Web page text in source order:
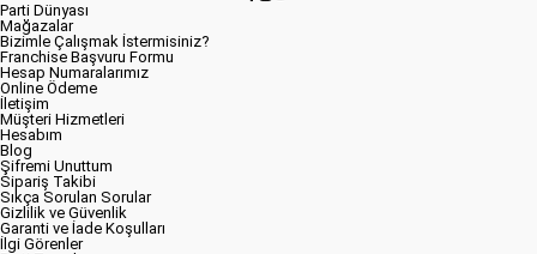
Parti Dünyası
Mağazalar
Bizimle Çalışmak İstermisiniz?
Franchise Başvuru Formu
Hesap Numaralarımız
Online Ödeme
İletişim
Müşteri Hizmetleri
Hesabım
Blog
Şifremi Unuttum
Sipariş Takibi
Sıkça Sorulan Sorular
Gizlilik ve Güvenlik
Garanti ve İade Koşulları
İlgi Görenler